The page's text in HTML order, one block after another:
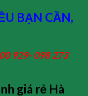
BẠN CẦN,
929- 098 273
giá rẻ Hà